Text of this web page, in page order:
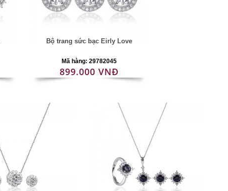
Bộ trang sức bạc Eirly Love
Mã hàng: 29782045
899.000 VNĐ